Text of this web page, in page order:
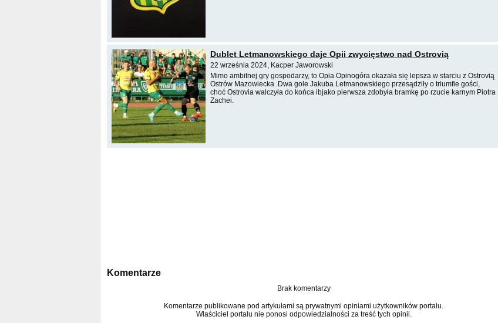
Dublet Letmanowskiego daje Opii zwycięstwo nad Ostrovią
22 września 2024, Kacper Jaworowski
Mimo ambitnej gry gospodarzy, to Opia Opinogóra okazała się lepsza w starciu z Ostrovią
Ostrów Mazowiecka. Dwa gole Jakuba Letmanowskiego przesądziły o triumfie gości,
choć Ostrovia walczyła do końca ibjako pierwsza zdobyła bramkę po rzucie karnym Piotra
Zachei.
Komentarze
Brak komentarzy
Komentarze publikowane pod artykułami są prywatnymi opiniami użytkowników portalu.
Właściciel portalu nie ponosi odpowiedzialności za treść tych opinii.